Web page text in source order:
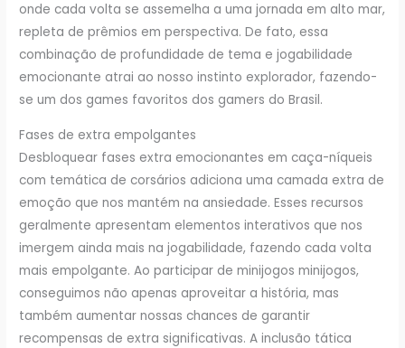
onde cada volta se assemelha a uma jornada em alto mar,
repleta de prêmios em perspectiva. De fato, essa
combinação de profundidade de tema e jogabilidade
emocionante atrai ao nosso instinto explorador, fazendo-
se um dos games favoritos dos gamers do Brasil.
Fases de extra empolgantes
Desbloquear fases extra emocionantes em caça-níqueis
com temática de corsários adiciona uma camada extra de
emoção que nos mantém na ansiedade. Esses recursos
geralmente apresentam elementos interativos que nos
imergem ainda mais na jogabilidade, fazendo cada volta
mais empolgante. Ao participar de minijogos minijogos,
conseguimos não apenas aproveitar a história, mas
também aumentar nossas chances de garantir
recompensas de extra significativas. A inclusão tática